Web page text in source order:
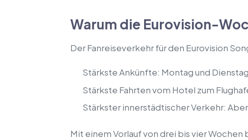
Warum die Eurovision-
Der Fanreiseverkehr für den Eurovision
Stärkste Ankünfte: Montag und
Stärkste Fahrten vom Hotel zum
Stärkster innerstädtischer Verkehr:
Mit einem Vorlauf von drei bis vier